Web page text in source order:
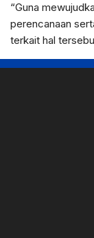
“Guna
perencanaan
terkait hal